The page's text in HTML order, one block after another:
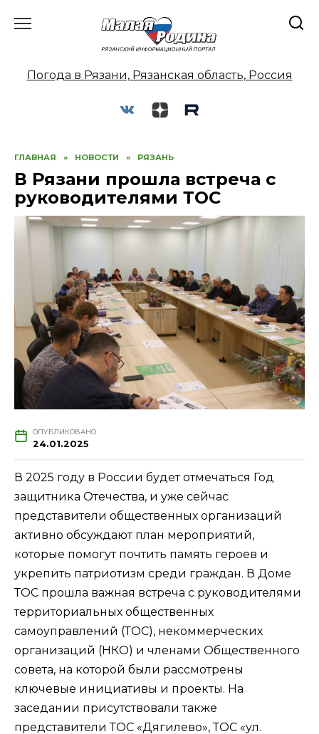
Погода в Рязани, Рязанская область, Россия
ГЛАВНАЯ » НОВОСТИ » РЯЗАНЬ
В Рязани прошла встреча с
руководителями ТОС
ОПУБЛИКОВАНО
24.01.2025
В 2025 году в России будет отмечаться Год
защитника Отечества, и уже сейчас
представители общественных организаций
активно обсуждают план мероприятий,
которые помогут почтить память героев и
укрепить патриотизм среди граждан. В Доме
ТОС прошла важная встреча с руководителями
территориальных общественных
самоуправлений (ТОС), некоммерческих
организаций (НКО) и членами Общественного
совета, на которой были рассмотрены
ключевые инициативы и проекты. На
заседании присутствовали также
представители ТОС «Дягилево», ТОС «ул.